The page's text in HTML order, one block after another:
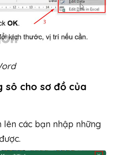
sô cho sơ đồ của
các bạn nhập những